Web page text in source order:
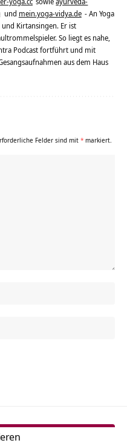
und mein.yoga-vidya.de - An Yoga
Kirtansingen. Er ist
So liegt es nahe,
Podcast fortführt und mit
aus dem Haus
Felder sind mit * markiert.